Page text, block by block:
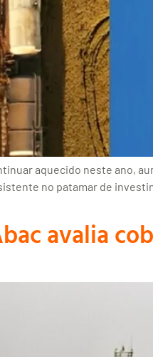
aquecido neste ano,
no patamar de
avalia